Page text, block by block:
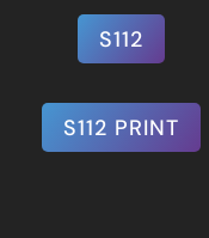
S112
S112 PRINT